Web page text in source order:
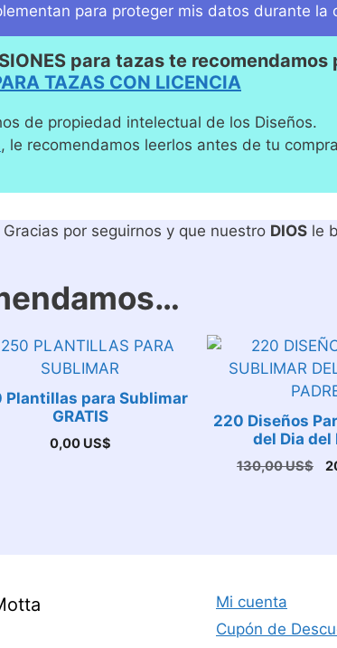
para proteger mis datos durante la
para tazas te
TAZAS CON LICENCIA
de propiedad intelectual de los Diseños.
, le recomendamos leerlos antes de tu
Gracias por seguirnos y que nuestro DIOSle
Plantillas para Sublimar
GRATIS
0,00 US$
220 Diseños
del Dia del
130,00US$
El
Mi cuenta
Cupón de